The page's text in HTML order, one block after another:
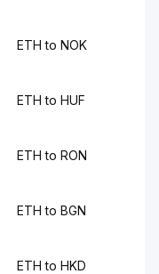
ETH to NOK
ETH to HUF
ETH to RON
ETH to BGN
ETH to HKD